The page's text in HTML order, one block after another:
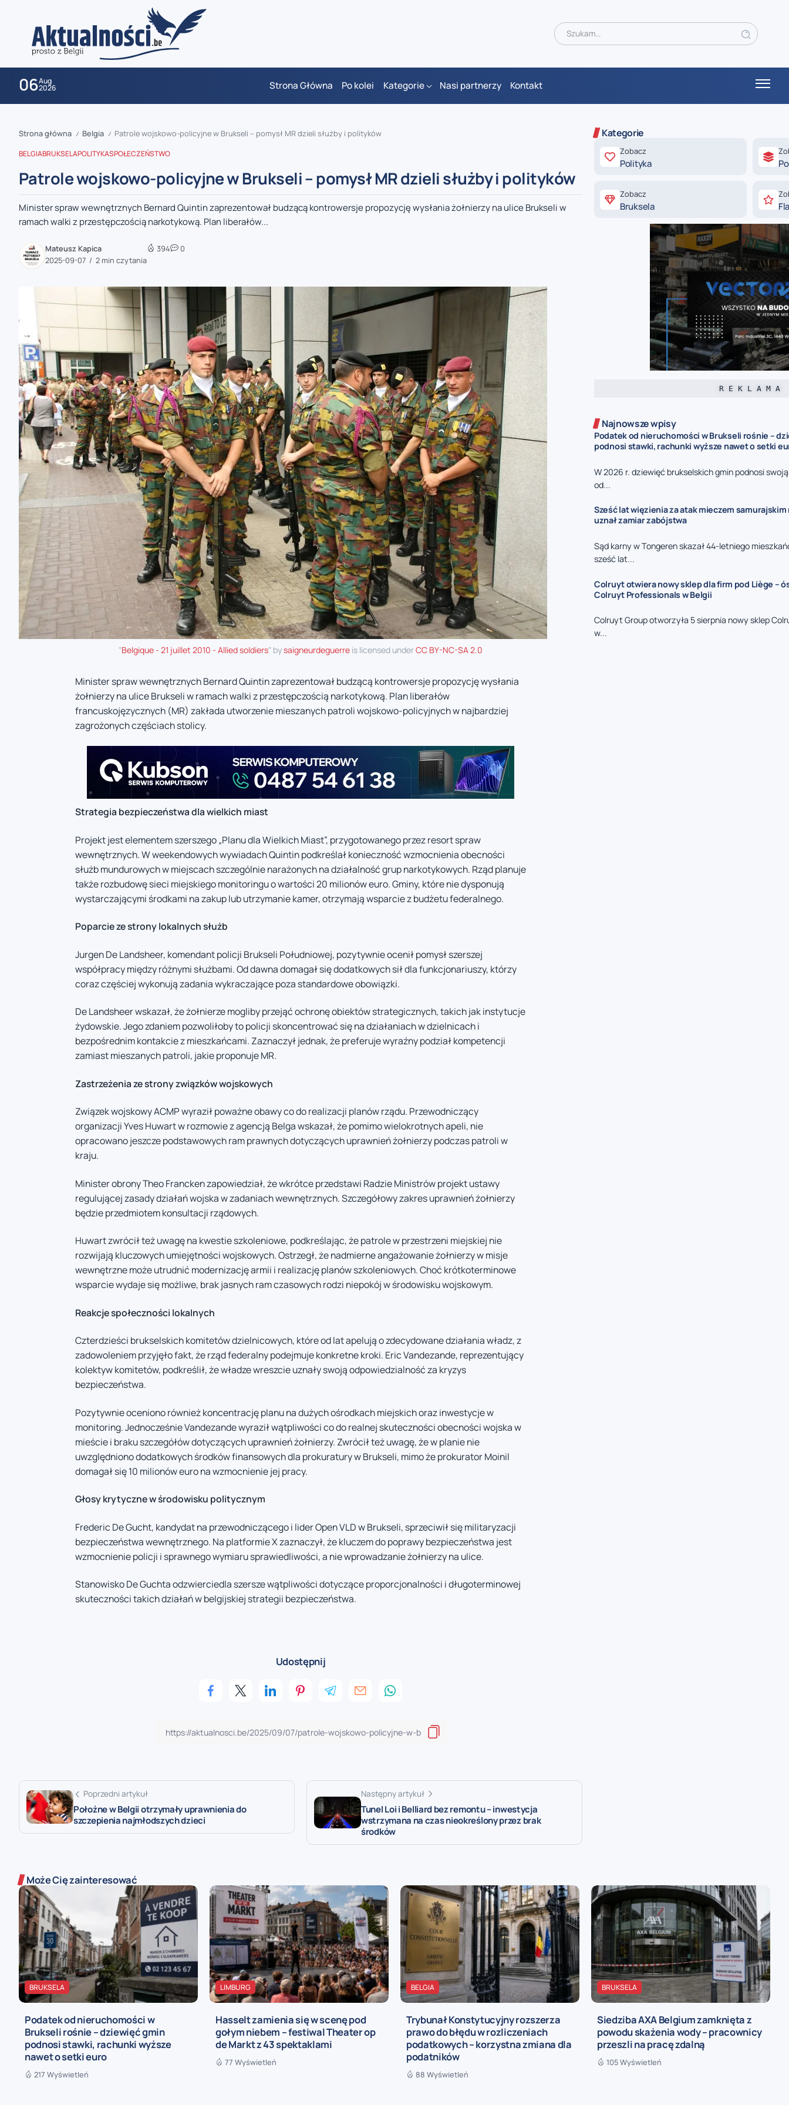
06Aug
2026 Strona Główna Po kolei Kategorie Nasi partnerzy Kontakt
zaobserwuj nas
zaobserwuj nas
zaobserwuj nas
zaobserwuj nas
Strona główna / Belgia / Patrole wojskowo-policyjne w Brukseli – pomysł MR dzieli służby i polityków
BELGIABRUKSELAPOLITYKASPOŁECZEŃSTWO
Patrole wojskowo-policyjne w Brukseli – pomysł MR dzieli służby i polityków
Minister spraw wewnętrznych Bernard Quintin zaprezentował budzącą kontrowersje propozycję wysłania żołnierzy na ulice Brukseli w
ramach walki z przestępczością narkotykową. Plan liberałów...
Mateusz Kapica
2025-09-07
2 min czytania
394 0
"Belgique - 21 juillet 2010 - Allied soldiers" bysaigneurdeguerre is licensed underCC BY-NC-SA 2.0
Minister spraw wewnętrznych Bernard Quintin zaprezentował budzącą kontrowersje propozycję wysłania
żołnierzy na ulice Brukseli w ramach walki z przestępczością narkotykową. Plan liberałów
francuskojęzycznych (MR) zakłada utworzenie mieszanych patroli wojskowo-policyjnych w najbardziej
zagrożonych częściach stolicy.
Strategia bezpieczeństwa dla wielkich miast
Projekt jest elementem szerszego „Planu dla Wielkich Miast”, przygotowanego przez resort spraw
wewnętrznych. W weekendowych wywiadach Quintin podkreślał konieczność wzmocnienia obecności
służb mundurowych w miejscach szczególnie narażonych na działalność grup narkotykowych. Rząd planuje
także rozbudowę sieci miejskiego monitoringu o wartości 20 milionów euro. Gminy, które nie dysponują
wystarczającymi środkami na zakup lub utrzymanie kamer, otrzymają wsparcie z budżetu federalnego.
Poparcie ze strony lokalnych służb
Jurgen De Landsheer, komendant policji Brukseli Południowej, pozytywnie ocenił pomysł szerszej
współpracy między różnymi służbami. Od dawna domagał się dodatkowych sił dla funkcjonariuszy, którzy
coraz częściej wykonują zadania wykraczające poza standardowe obowiązki.
De Landsheer wskazał, że żołnierze mogliby przejąć ochronę obiektów strategicznych, takich jak instytucje
żydowskie. Jego zdaniem pozwoliłoby to policji skoncentrować się na działaniach w dzielnicach i
bezpośrednim kontakcie z mieszkańcami. Zaznaczył jednak, że preferuje wyraźny podział kompetencji
zamiast mieszanych patroli, jakie proponuje MR.
Zastrzeżenia ze strony związków wojskowych
Związek wojskowy ACMP wyraził poważne obawy co do realizacji planów rządu. Przewodniczący
organizacji Yves Huwart w rozmowie z agencją Belga wskazał, że pomimo wielokrotnych apeli, nie
opracowano jeszcze podstawowych ram prawnych dotyczących uprawnień żołnierzy podczas patroli w
kraju.
Minister obrony Theo Francken zapowiedział, że wkrótce przedstawi Radzie Ministrów projekt ustawy
regulującej zasady działań wojska w zadaniach wewnętrznych. Szczegółowy zakres uprawnień żołnierzy
będzie przedmiotem konsultacji rządowych.
Huwart zwrócił też uwagę na kwestie szkoleniowe, podkreślając, że patrole w przestrzeni miejskiej nie
rozwijają kluczowych umiejętności wojskowych. Ostrzegł, że nadmierne angażowanie żołnierzy w misje
wewnętrzne może utrudnić modernizację armii i realizację planów szkoleniowych. Choć krótkoterminowe
wsparcie wydaje się możliwe, brak jasnych ram czasowych rodzi niepokój w środowisku wojskowym.
Reakcje społeczności lokalnych
Czterdzieści brukselskich komitetów dzielnicowych, które od lat apelują o zdecydowane działania władz, z
zadowoleniem przyjęło fakt, że rząd federalny podejmuje konkretne kroki. Eric Vandezande, reprezentujący
kolektyw komitetów, podkreślił, że władze wreszcie uznały swoją odpowiedzialność za kryzys
bezpieczeństwa.
Pozytywnie oceniono również koncentrację planu na dużych ośrodkach miejskich oraz inwestycje w
monitoring. Jednocześnie Vandezande wyraził wątpliwości co do realnej skuteczności obecności wojska w
mieście i braku szczegółów dotyczących uprawnień żołnierzy. Zwrócił też uwagę, że w planie nie
uwzględniono dodatkowych środków finansowych dla prokuratury w Brukseli, mimo że prokurator Moinil
domagał się 10 milionów euro na wzmocnienie jej pracy.
Głosy krytyczne w środowisku politycznym
Frederic De Gucht, kandydat na przewodniczącego i lider Open VLD w Brukseli, sprzeciwił się militaryzacji
bezpieczeństwa wewnętrznego. Na platformie X zaznaczył, że kluczem do poprawy bezpieczeństwa jest
wzmocnienie policji i sprawnego wymiaru sprawiedliwości, a nie wprowadzanie żołnierzy na ulice.
Stanowisko De Guchta odzwierciedla szersze wątpliwości dotyczące proporcjonalności i długoterminowej
skuteczności takich działań w belgijskiej strategii bezpieczeństwa.
Udostępnij
Poprzedni artykuł
Położne w Belgii otrzymały uprawnienia do
szczepienia najmłodszych dzieci
Następny artykuł
Tunel Loi i Belliard bez remontu – inwestycja
wstrzymana na czas nieokreślony przez brak
środków
Kategorie
Zobacz
Polityka
Zobacz
Bruksela
R E K L A M A
Najnowsze wpisy
Podatek od nieruchomości w Brukseli rośnie –
podnosi stawki, rachunki wyższe nawet o setki
W 2026 r. dziewięć brukselskich gmin podnosi
od...
Sześć lat więzienia za atak mieczem samurajskim
uznał zamiar zabójstwa
Sąd karny w Tongeren skazał 44-letniego
sześć lat...
Colruyt otwiera nowy sklep dla firm pod Liège –
Colruyt Professionals w Belgii
Colruyt Group otworzyła 5 sierpnia nowy sklep
w...
Może Cię zainteresować
BRUKSELA
Podatek od nieruchomości w
Brukseli rośnie – dziewięć gmin
podnosi stawki, rachunki wyższe
nawet o setki euro
217 Wyświetleń
LIMBURG
Hasselt zamienia się w scenę pod
gołym niebem – festiwal Theater op
de Markt z 43 spektaklami
77 Wyświetleń
BELGIA
Trybunał Konstytucyjny rozszerza
prawo do błędu w rozliczeniach
podatkowych – korzystna zmiana dla
podatników
88 Wyświetleń
BRUKSELA
Siedziba AXA Belgium zamknięta z
powodu skażenia wody – pracownicy
przeszli na pracę zdalną
105 Wyświetleń